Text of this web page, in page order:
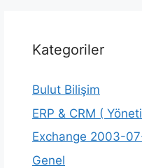
Kategoriler
Bulut Bilişim
ERP & CRM (
Exchange 2003-
Genel